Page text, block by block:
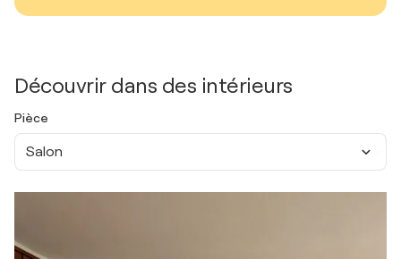
Découvrir dans des intérieurs
Pièce
Salon